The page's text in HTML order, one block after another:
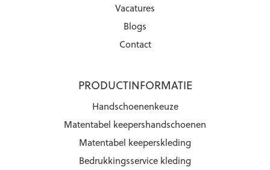
Vacatures
Blogs
Contact
PRODUCTINFORMATIE
Handschoenenkeuze
Matentabel keepershandschoenen
Matentabel keeperskleding
Bedrukkingsservice kleding